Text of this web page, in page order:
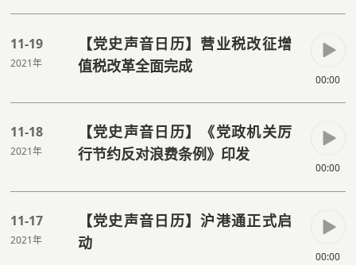
11-19
2021年
【党史声音日历】营业税改征增
值税改革全面完成
00:00
11-18
2021年
【党史声音日历】《党政机关厉
行节约反对浪费条例》印发
00:00
11-17
2021年
【党史声音日历】沪港通正式启
动
00:00